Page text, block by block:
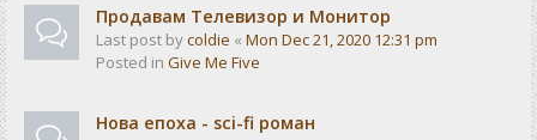
Продавам Телевизор и Монитор
Last post bycoldie « Mon Dec 21, 2020 12:31 pm
Posted in Give Me Five
Нова епоха - sci-fi роман